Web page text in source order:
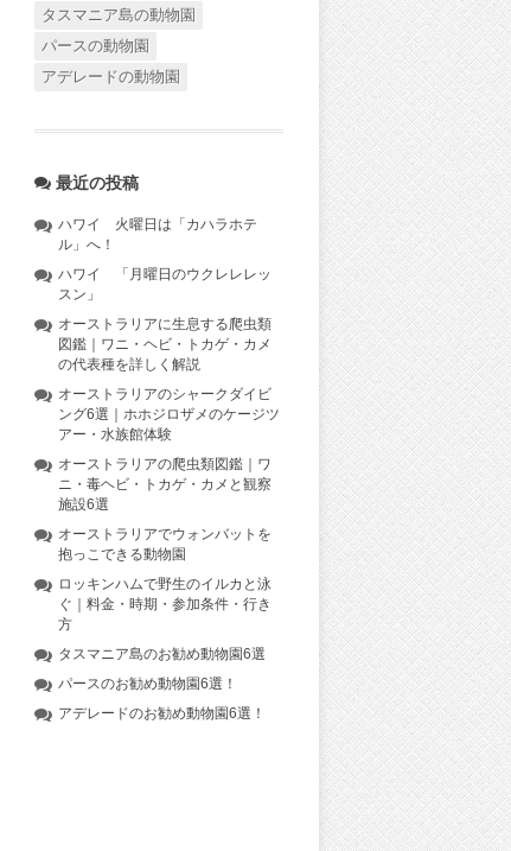
タスマニア島の動物園
パースの動物園
アデレードの動物園
最近の投稿
ハワイ 火曜日は「カハラホテ
ル」へ！
ハワイ 「月曜日のウクレレレッ
スン」
オーストラリアに生息する爬虫類
図鑑｜ワニ・ヘビ・トカゲ・カメ
の代表種を詳しく解説
オーストラリアのシャークダイビ
ング6選｜ホホジロザメのケージツ
アー・水族館体験
オーストラリアの爬虫類図鑑｜ワ
ニ・毒ヘビ・トカゲ・カメと観察
施設6選
オーストラリアでウォンバットを
抱っこできる動物園
ロッキンハムで野生のイルカと泳
ぐ｜料金・時期・参加条件・行き
方
タスマニア島のお勧め動物園6選
パースのお勧め動物園6選！
アデレードのお勧め動物園6選！